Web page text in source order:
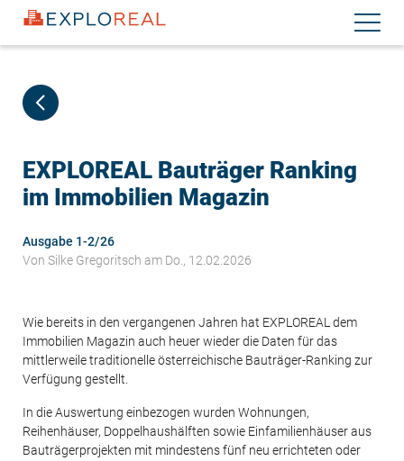
Direkt
zum
Inhalt
EXPLOREAL Bauträger Ranking
im Immobilien Magazin
Ausgabe 1-2/26
Von Silke Gregoritsch am Do., 12.02.2026
Wie bereits in den vergangenen Jahren hat EXPLOREAL dem
Immobilien Magazin auch heuer wieder die Daten für das
mittlerweile traditionelle österreichische Bauträger-Ranking zur
Verfügung gestellt.
In die Auswertung einbezogen wurden Wohnungen,
Reihenhäuser, Doppelhaushälften sowie Einfamilienhäuser aus
Bauträgerprojekten mit mindestens fünf neu errichteten oder